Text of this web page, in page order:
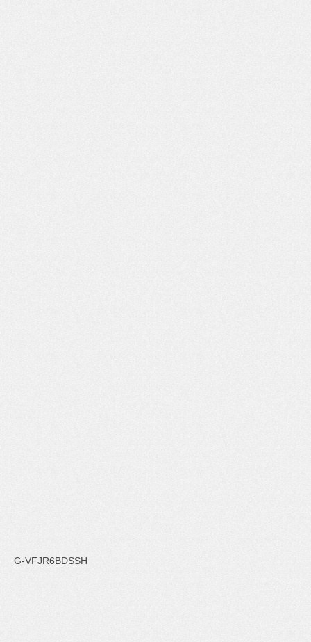
G-VFJR6BDSSH